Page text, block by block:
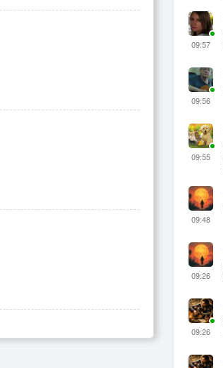
09:57
09:56
09:55
09:48
09:26
09:26